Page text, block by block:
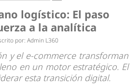
logístico: El paso
a la analítica
por: Admin L360
y el e-commerce transforman
en un motor estratégico. El
esta transición digital.